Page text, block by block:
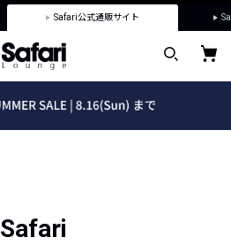
Safari公式通販サイト
Safari